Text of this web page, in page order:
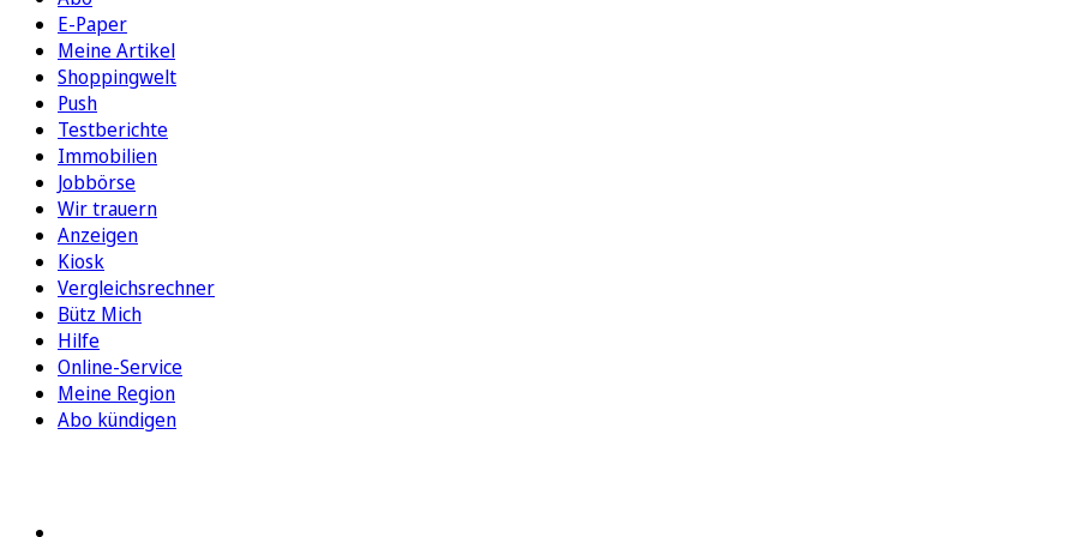
E-Paper
Meine Artikel
Shoppingwelt
Push
Testberichte
Immobilien
Jobbörse
Wir trauern
Anzeigen
Kiosk
Vergleichsrechner
Bütz Mich
Hilfe
Online-Service
Meine Region
Abo kündigen